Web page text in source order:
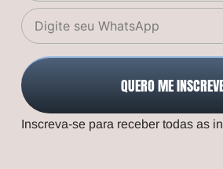
QUERO ME
Inscreva-se para receber todas as